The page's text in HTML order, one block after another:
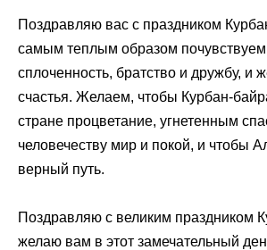
Поздравляю вас с праздником
самым теплым образом
сплоченность, братство и дружбу, и
счастья. Желаем, чтобы Курбан-
стране процветание, угнетенным
человечеству мир и покой, и чтобы
верный путь.
Поздравляю с великим праздником
желаю вам в этот замечательный